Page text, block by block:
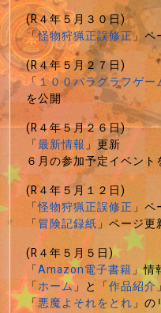
(R４年５月３０日)
「怪物狩猟正誤修正」ペ
(R４年５月２７日)
「１００パラグラフゲ
を公開
(R４年５月２６日)
「最新情報」更新
６月の参加予定イベント
(R４年５月１２日)
「怪物狩猟正誤修正」ペ
「冒険記録紙」ページ更
(R４年５月５日)
「Amazon電子書籍」情
「ホーム」と「作品紹介
「悪魔よそれをとれ」の